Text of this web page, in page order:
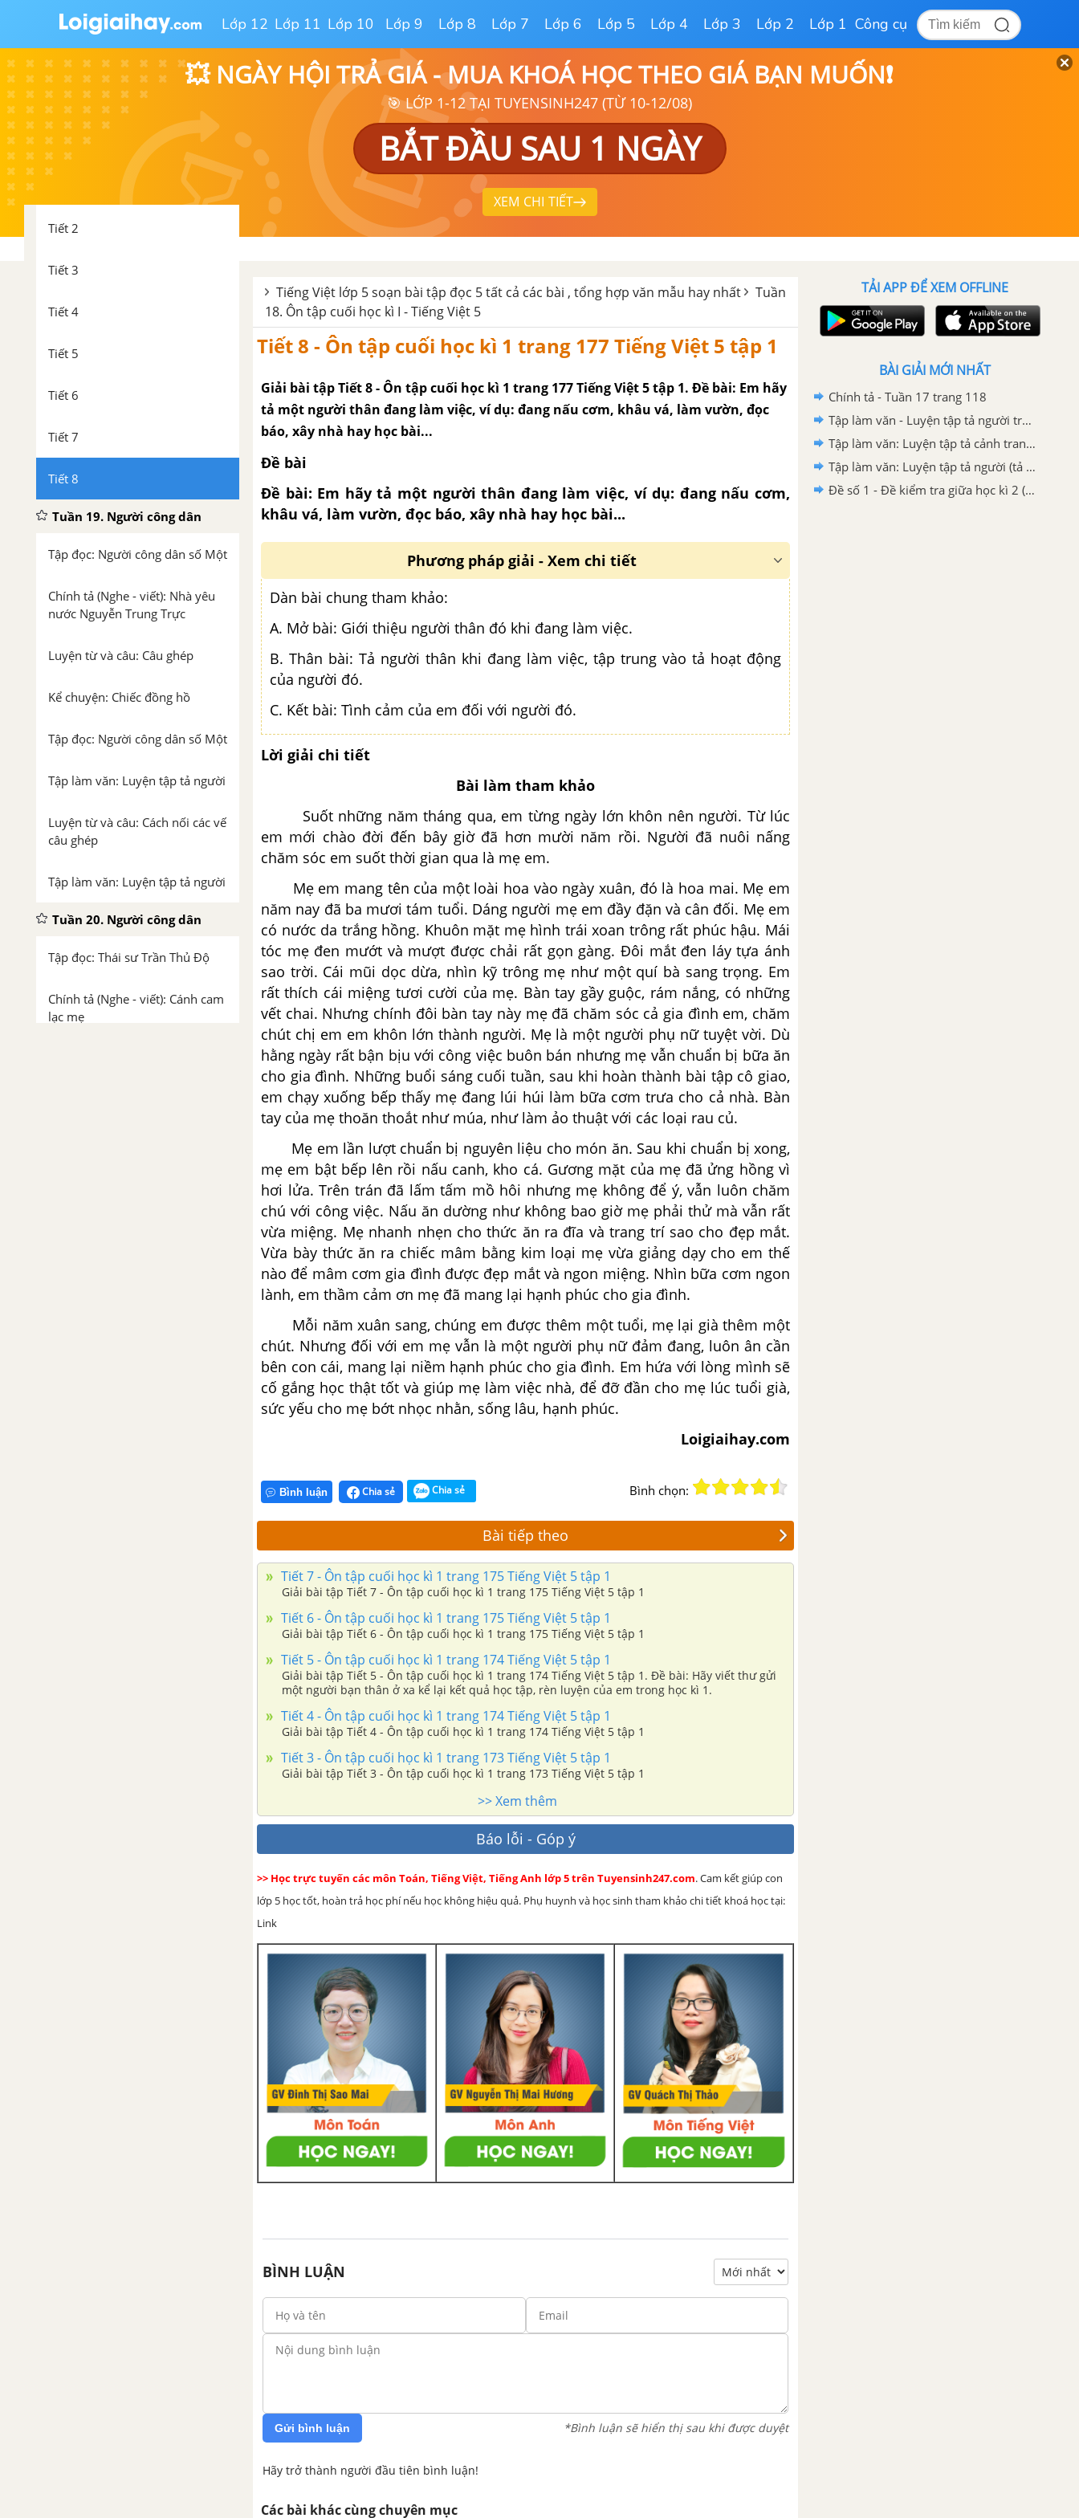
Lớp 12 Lớp 11 Lớp 10 Lớp 9 Lớp 8 Lớp 7 Lớp 6 Lớp 5 Lớp 4 Lớp 3 Lớp 2 Lớp 1 Công cụ
💥 NGÀY HỘI TRẢ GIÁ - MUA KHOÁ HỌC THEO GIÁ BẠN MUỐN❗
🎯 LỚP 1-12 TẠI TUYENSINH247 (TỪ 10-12/08)
BẮT ĐẦU SAU 1 NGÀY
XEM CHI TIẾT
Tập làm văn: Ôn tập về viết đơn
Luyện từ và câu: Ôn tập về câu
Tập làm văn: Trả bài văn tả
người
Tuần 18. Ôn tập cuối học kì I
Tiết 2
Tiết 3
Tiết 4
Tiết 5
Tiết 6
Tiết 7
Tiết 8
Tuần 19. Người công dân
Tập đọc: Người công dân số Một
Chính tả (Nghe - viết): Nhà yêu
nước Nguyễn Trung Trực
Luyện từ và câu: Câu ghép
Kể chuyện: Chiếc đồng hồ
Tập đọc: Người công dân số Một
Tập làm văn: Luyện tập tả người
Luyện từ và câu: Cách nối các vế
câu ghép
Tập làm văn: Luyện tập tả người
Tuần 20. Người công dân
Tập đọc: Thái sư Trần Thủ Độ
Chính tả (Nghe - viết): Cánh cam
lạc mẹ
Tiếng Việt lớp 5 soạn bài tập đọc 5 tất cả các bài , tổng hợp văn mẫu hay nhất
Tuần
18. Ôn tập cuối học kì I - Tiếng Việt 5
Tiết 8 - Ôn tập cuối học kì 1 trang 177 Tiếng Việt 5 tập 1
Giải bài tập Tiết 8 - Ôn tập cuối học kì 1 trang 177 Tiếng Việt 5 tập 1. Đề bài: Em hãy
tả một người thân đang làm việc, ví dụ: đang nấu cơm, khâu vá, làm vườn, đọc
báo, xây nhà hay học bài...
Đề bài
Đề bài: Em hãy tả một người thân đang làm việc, ví dụ: đang nấu cơm,
khâu vá, làm vườn, đọc báo, xây nhà hay học bài...
Phương pháp giải - Xem chi tiết
Dàn bài chung tham khảo:
A. Mở bài: Giới thiệu người thân đó khi đang làm việc.
B. Thân bài: Tả người thân khi đang làm việc, tập trung vào tả hoạt động
của người đó.
C. Kết bài: Tình cảm của em đối với người đó.
Lời giải chi tiết
Bài làm tham khảo
Suốt những năm tháng qua, em từng ngày lớn khôn nên người. Từ lúc
em mới chào đời đến bây giờ đã hơn mười năm rồi. Người đã nuôi nấng
chăm sóc em suốt thời gian qua là mẹ em.
Mẹ em mang tên của một loài hoa vào ngày xuân, đó là hoa mai. Mẹ em
năm nay đã ba mươi tám tuổi. Dáng người mẹ em đầy đặn và cân đối. Mẹ em
có nước da trắng hồng. Khuôn mặt mẹ hình trái xoan trông rất phúc hậu. Mái
tóc mẹ đen mướt và mượt được chải rất gọn gàng. Đôi mắt đen láy tựa ánh
sao trời. Cái mũi dọc dừa, nhìn kỹ trông mẹ như một quí bà sang trọng. Em
rất thích cái miệng tươi cười của mẹ. Bàn tay gầy guộc, rám nắng, có những
vết chai. Nhưng chính đôi bàn tay này mẹ đã chăm sóc cả gia đình em, chăm
chút chị em em khôn lớn thành người. Mẹ là một người phụ nữ tuyệt vời. Dù
hằng ngày rất bận bịu với công việc buôn bán nhưng mẹ vẫn chuẩn bị bữa ăn
cho gia đình. Những buổi sáng cuối tuần, sau khi hoàn thành bài tập cô giao,
em chạy xuống bếp thấy mẹ đang lúi húi làm bữa cơm trưa cho cả nhà. Bàn
tay của mẹ thoăn thoắt như múa, như làm ảo thuật với các loại rau củ.
Mẹ em lần lượt chuẩn bị nguyên liệu cho món ăn. Sau khi chuẩn bị xong,
mẹ em bật bếp lên rồi nấu canh, kho cá. Gương mặt của mẹ đã ửng hồng vì
hơi lửa. Trên trán đã lấm tấm mồ hôi nhưng mẹ không để ý, vẫn luôn chăm
chú với công việc. Nấu ăn dường như không bao giờ mẹ phải thử mà vẫn rất
vừa miệng. Mẹ nhanh nhẹn cho thức ăn ra đĩa và trang trí sao cho đẹp mắt.
Vừa bày thức ăn ra chiếc mâm bằng kim loại mẹ vừa giảng dạy cho em thế
nào để mâm cơm gia đình được đẹp mắt và ngon miệng. Nhìn bữa cơm ngon
lành, em thầm cảm ơn mẹ đã mang lại hạnh phúc cho gia đình.
Mỗi năm xuân sang, chúng em được thêm một tuổi, mẹ lại già thêm một
chút. Nhưng đối với em mẹ vẫn là một người phụ nữ đảm đang, luôn ân cần
bên con cái, mang lại niềm hạnh phúc cho gia đình. Em hứa với lòng mình sẽ
cố gắng học thật tốt và giúp mẹ làm việc nhà, để đỡ đần cho mẹ lúc tuổi già,
sức yếu cho mẹ bớt nhọc nhằn, sống lâu, hạnh phúc.
Loigiaihay.com
Bình luận Chia sẻ Chia sẻ Bình chọn:
Bài tiếp theo
Tiết 7 - Ôn tập cuối học kì 1 trang 175 Tiếng Việt 5 tập 1
Giải bài tập Tiết 7 - Ôn tập cuối học kì 1 trang 175 Tiếng Việt 5 tập 1
Tiết 6 - Ôn tập cuối học kì 1 trang 175 Tiếng Việt 5 tập 1
Giải bài tập Tiết 6 - Ôn tập cuối học kì 1 trang 175 Tiếng Việt 5 tập 1
Tiết 5 - Ôn tập cuối học kì 1 trang 174 Tiếng Việt 5 tập 1
Giải bài tập Tiết 5 - Ôn tập cuối học kì 1 trang 174 Tiếng Việt 5 tập 1. Đề bài: Hãy viết thư gửi
một người bạn thân ở xa kể lại kết quả học tập, rèn luyện của em trong học kì 1.
Tiết 4 - Ôn tập cuối học kì 1 trang 174 Tiếng Việt 5 tập 1
Giải bài tập Tiết 4 - Ôn tập cuối học kì 1 trang 174 Tiếng Việt 5 tập 1
Tiết 3 - Ôn tập cuối học kì 1 trang 173 Tiếng Việt 5 tập 1
Giải bài tập Tiết 3 - Ôn tập cuối học kì 1 trang 173 Tiếng Việt 5 tập 1
>> Xem thêm
Báo lỗi - Góp ý
>> Học trực tuyến các môn Toán, Tiếng Việt, Tiếng Anh lớp 5 trên Tuyensinh247.com. Cam kết giúp con
lớp 5 học tốt, hoàn trả học phí nếu học không hiệu quả. Phụ huynh và học sinh tham khảo chi tiết khoá học tại:
Link
BÌNH LUẬN
Gửi bình luận *Bình luận sẽ hiển thị sau khi được duyệt
Hãy trở thành người đầu tiên bình luận!
Các bài khác cùng chuyên mục
TẢI APP ĐỂ XEM OFFLINE
BÀI GIẢI MỚI NHẤT
Chính tả - Tuần 17 trang 118
Tập làm văn - Luyện tập tả người trang 108, 109
Tập làm văn: Luyện tập tả cảnh trang 34 SGK Tiếng Việt 5 tập 1
Tập làm văn: Luyện tập tả người (tả hoạt động) trang 150 SGK Tiếng Việt 5 tập 1
Đề số 1 - Đề kiểm tra giữa học kì 2 (Đề thi giữa học kì 2) – Tiếng Việt 5